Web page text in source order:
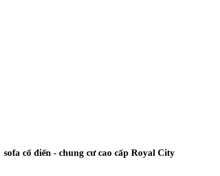
sofa cổ điển - chung cư cao cấp Royal City